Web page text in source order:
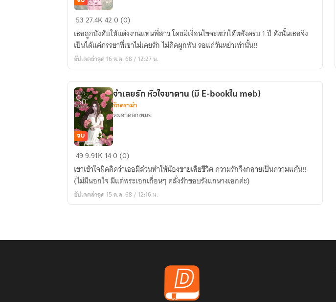
ภรรยา
นอกใจ
(มี
E-
Book)
5327.4K420 (0)
เธอถูกบังคับให้แต่งงานแทนพี่สาว โดยมีเงื่อนไขจะหย่าได้หลังครบ 1 ปี ดังนั้นเธอจึง
เป็นได้แค่ภรรยาที่เขาไม่เคยรัก ไม่คิดผูกพัน รอแค่วันหย่าเท่านั้น!!
อัปเดตล่าสุด 16 ส.ค. 68 / 12:27 น.
จำเลย
หัวใจ
ซาตาน
(มี
จบ
จำเลยรัก หัวใจซาตาน (มี E-bookใน meb)
รักดราม่า
หมอกดอกเหมย
499.91K 140 (0)
เขาเข้าใจผิดคิดว่าเธอมีส่วนทำให้น้องชายเสียชีวิต ความรักจึงกลายเป็นความแค้น!!
(ไม่มีนอกใจ มีแต่พระเอกเถื่อนๆ คลั่งรักชอบรังแกนางเอกค่ะ)
อัปเดตล่าสุด 15 ส.ค. 68 / 12:16 น.